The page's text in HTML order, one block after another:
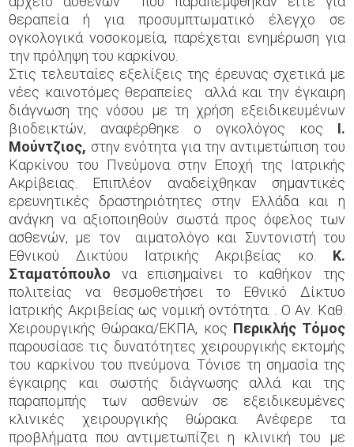
θεραπεία ή για προσυμπτωματικό έλεγχο σε
ογκολογικά νοσοκομεία, παρέχεται ενημέρωση για
την πρόληψη του καρκίνου.
Στις τελευταίες εξελίξεις της έρευνας σχετικά με
νέες καινοτόμες θεραπείες αλλά και την έγκαιρη
διάγνωση της νόσου με τη χρήση εξειδικευμένων
βιοδεικτών, αναφέρθηκε ο ογκολόγος κος Ι.
Μούντζιος, στην ενότητα για την αντιμετώπιση του
Καρκίνου του Πνεύμονα στην Εποχή της Ιατρικής
Ακρίβειας. Επιπλέον αναδείχθηκαν σημαντικές
ερευνητικές δραστηριότητες στην Ελλάδα και η
ανάγκη να αξιοποιηθούν σωστά προς όφελος των
ασθενών, με τον αιματολόγο και Συντονιστή του
Εθνικού Δικτύου Ιατρικής Ακριβείας κο. Κ.
Σταματόπουλο να επισημαίνει το καθήκον της
πολιτείας να θεσμοθετήσει το Εθνικό Δίκτυο
Ιατρικής Ακριβείας ως νομική οντότητα. . Ο Αν. Καθ.
Χειρουργικής Θώρακα/ΕΚΠΑ, κος Περικλής Τόμος
παρουσίασε τις δυνατότητες χειρουργικής εκτομής
του καρκίνου του πνεύμονα. Τόνισε τη σημασία της
έγκαιρης και σωστής διάγνωσης αλλά και της
παραπομπής των ασθενών σε εξειδικευμένες
κλινικές χειρουργικής θώρακα. Ανέφερε τα
προβλήματα που αντιμετωπίζει η κλινική του με